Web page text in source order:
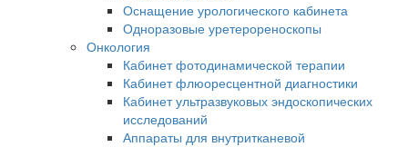
Оснащение урологического кабинета
Одноразовые уретерореноскопы
Онкология
Кабинет фотодинамической терапии
Кабинет флюоресцентной диагностики
Кабинет ультразвуковых эндоскопических
исследований
Аппараты для внутритканевой